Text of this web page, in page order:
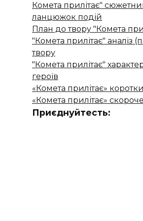
Комета прилітає"
ланцюжок подій
План до твору "Комета
"Комета прилітає" аналіз
твору
"Комета прилітає"
героїв
«Комета прилітає»
«Комета прилітає»
Приєднуйтесть: